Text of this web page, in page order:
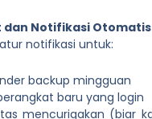
dan Notifikasi Otomatis
notifikasi untuk:
backup mingguan
baru yang login
mencurigakan (biar